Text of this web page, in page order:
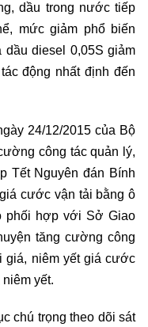
dầu trong nước tiếp
mức giảm phổ biến
dầu diesel 0,05S giảm
động nhất định đến
24/12/2015 của Bộ
công tác quản lý,
Tết Nguyên đán Bính
cước vận tải bằng ô
phối hợp với Sở Giao
tăng cường công
giá, niêm yết giá cước
yết.
chú trọng theo dõi sát